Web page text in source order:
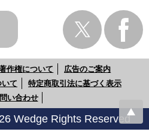
作権について
広告のご案内
て
特定商取引法に基づく表示
い合わせ
Wedge Rights Reserved